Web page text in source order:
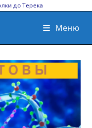
до Терека
Меню